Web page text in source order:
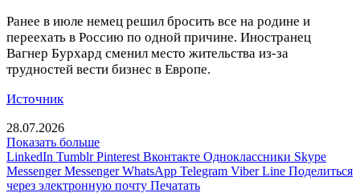
Ранее в июле немец решил бросить все на родине и
переехать в Россию по одной причине. Иностранец
Вагнер Бурхард сменил место жительства из-за
трудностей вести бизнес в Европе.
Источник
28.07.2026
Показать больше
LinkedIn Tumblr Pinterest Вконтакте Одноклассники Skype
Messenger Messenger WhatsApp Telegram Viber Line Поделиться
через электронную почту Печатать